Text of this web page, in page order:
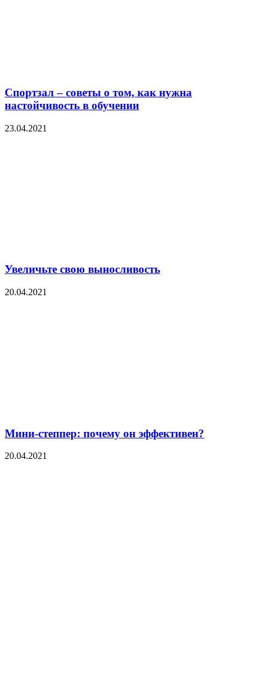
Спортзал – советы о том, как нужна
настойчивость в обучении
23.04.2021
Увеличьте свою выносливость
20.04.2021
Мини-степпер: почему он эффективен?
20.04.2021